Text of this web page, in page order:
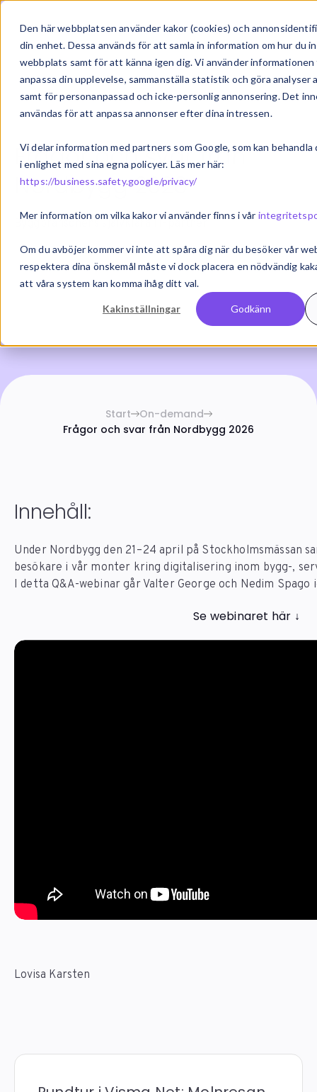
Den här webbplatsen använder kakor (cookies) och
din enhet. Dessa används för att samla in information om hur du
webbplats samt för att känna igen dig. Vi använder
anpassa din upplevelse, sammanställa statistik och göra analyser
samt för personanpassad och icke-personlig annonsering. Det
användas för att anpassa annonser efter dina intressen.
Vi delar information med partners som Google, som kan
i enlighet med sina egna policyer. Läs mer här:
https://business.safety.google/privacy/
Mer information om vilka kakor vi använder finns i vår
Om du avböjer kommer vi inte att spåra dig när du besöker vår
respektera dina önskemål måste vi dock placera en nödvändig
att våra system kan komma ihåg ditt val.
Kakinställningar Godkänn
Frågor och svar från
Nordbygg 2026
2026-05-08 | ERP
Start
On-demand
Frågor och svar från Nordbygg 2026
Innehåll:
Under Nordbygg den 21–24 april på Stockholmsmässan
besökare i vår monter kring digitalisering inom bygg-,
I detta Q&A-webinar går Valter George och Nedim Spago
Se webinaret här ↓
Lovisa Karsten